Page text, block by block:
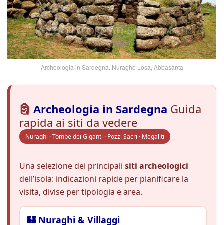
Archeologia in Sardegna. Nuraghe Losa, Abbasanta
🗿 Archeologia in Sardegna Guida
rapida ai siti da vedere
Nuraghi · Tombe dei Giganti · Pozzi Sacri · Megaliti
Una selezione dei principali siti archeologici
dell’isola: indicazioni rapide per pianificare la
visita, divise per tipologia e area.
🏰 Nuraghi & Villaggi